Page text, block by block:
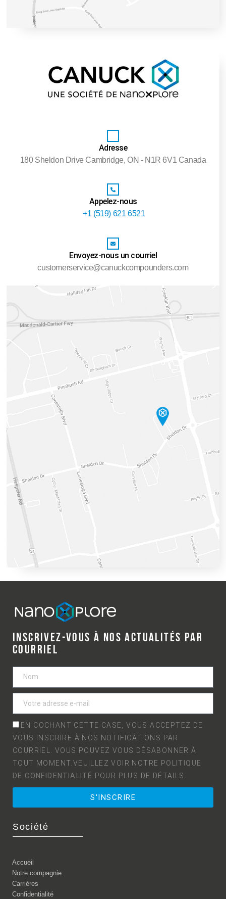
Adresse
180 Sheldon Drive Cambridge, ON - N1R 6V1 Canada
Appelez-nous
+1 (519) 621 6521
Envoyez-nous un courriel
customerservice@canuckcompounders.com
INSCRIVEZ-VOUS À NOS ACTUALITÉS PAR
COURRIEL
EN COCHANT CETTE CASE, VOUS ACCEPTEZ DE
VOUS INSCRIRE À NOS NOTIFICATIONS PAR
COURRIEL. VOUS POUVEZ VOUS DÉSABONNER À
TOUT MOMENT.VEUILLEZ VOIR NOTRE POLITIQUE
DE CONFIDENTIALITÉ POUR PLUS DE DÉTAILS.
S'INSCRIRE
Société
Accueil
Notre compagnie
Carrières
Confidentialité